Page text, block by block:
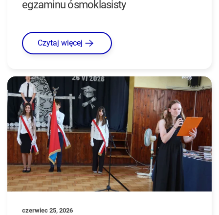
egzaminu ósmoklasisty
Czytaj więcej
czerwiec 25, 2026